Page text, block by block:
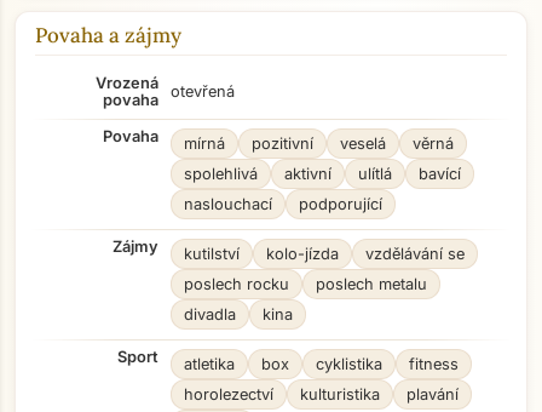
Povaha a zájmy
Vrozená
povaha
otevřená
Povaha mírná pozitivní veselá
věrná
spolehlivá
aktivní ulítlá
bavící
naslouchací
podporující
Zájmy kutilství kolo-jízda
vzdělávání se
poslech rocku
poslech metalu
divadla
kina
Sport atletika box cyklistika
fitness
horolezectví
kulturistika
plavání